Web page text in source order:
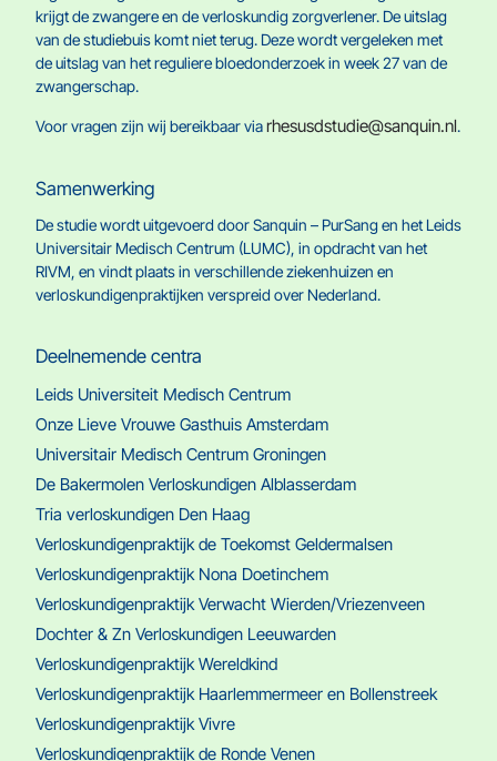
krijgt de zwangere en de verloskundig zorgverlener. De uitslag
van de studiebuis komt niet terug. Deze wordt vergeleken met
de uitslag van het reguliere bloedonderzoek in week 27 van de
zwangerschap.
Voor vragen zijn wij bereikbaar viarhesusdstudie@sanquin.nl.
Samenwerking
De studie wordt uitgevoerd door Sanquin – PurSang en het Leids
Universitair Medisch Centrum (LUMC), in opdracht van het
RIVM, en vindt plaats in verschillende ziekenhuizen en
verloskundigenpraktijken verspreid over Nederland.
Deelnemende centra
Leids Universiteit Medisch Centrum
Onze Lieve Vrouwe Gasthuis Amsterdam
Universitair Medisch Centrum Groningen
De Bakermolen Verloskundigen Alblasserdam
Tria verloskundigen Den Haag
Verloskundigenpraktijk de Toekomst Geldermalsen
Verloskundigenpraktijk Nona Doetinchem
Verloskundigenpraktijk Verwacht Wierden/Vriezenveen
Dochter & Zn Verloskundigen Leeuwarden
Verloskundigenpraktijk Wereldkind
Verloskundigenpraktijk Haarlemmermeer en Bollenstreek
Verloskundigenpraktijk Vivre
Verloskundigenpraktijk de Ronde Venen